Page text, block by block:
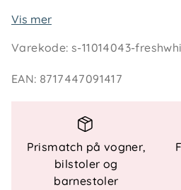
Parasollen passer til alle
Funksjoner
skjerming
Justerbar: Tre
skygge
Kompatibel: Passer til
Vis mer
Varekode:s-11014043-
EAN: 8717447091417
Prismatch på vogner,
bilstoler og
barnestoler